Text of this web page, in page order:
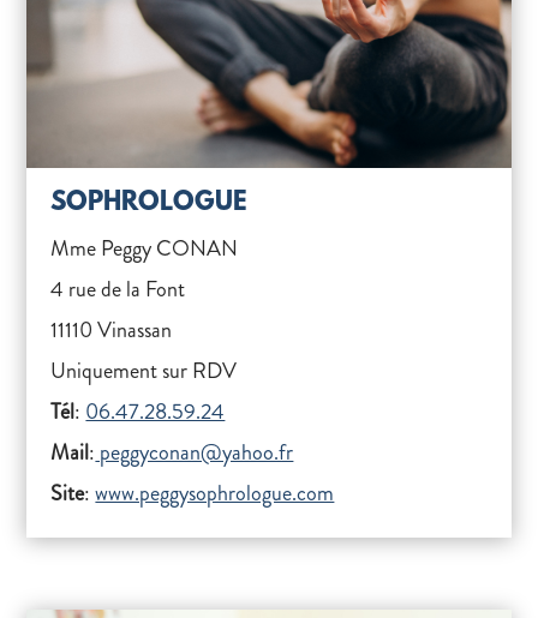
SOPHROLOGUE
Mme Peggy CONAN
4 rue de la Font
11110 Vinassan
Uniquement sur RDV
Tél: 06.47.28.59.24
Mail: peggyconan@yahoo.fr
Site:www.peggysophrologue.com